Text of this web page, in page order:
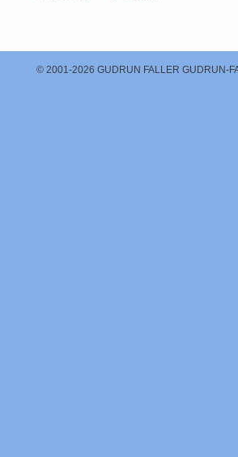
© 2001-2026 GUDRUN FALLER GUDRUN-